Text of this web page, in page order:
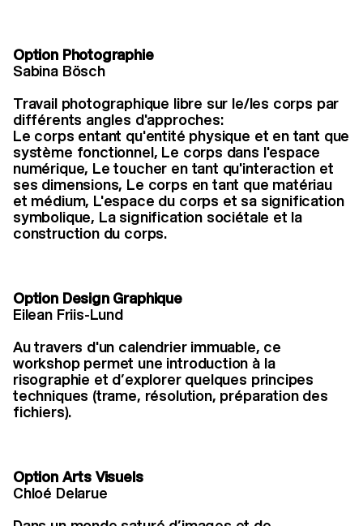
Option Photographie
Sabina Bösch
Travail photographique libre sur le/les corps par
différents angles d'approches:
Le corps entant qu'entité physique et en tant que
système fonctionnel, Le corps dans l'espace
numérique, Le toucher en tant qu'interaction et
ses dimensions, Le corps en tant que matériau
et médium, L'espace du corps et sa signification
symbolique, La signification sociétale et la
construction du corps.
Option Design Graphique
Eilean Friis-Lund
Au travers d'un calendrier immuable, ce
workshop permet une introduction à la
risographie et d’explorer quelques principes
techniques (trame, résolution, préparation des
fichiers).
Option Arts Visuels
Chloé Delarue